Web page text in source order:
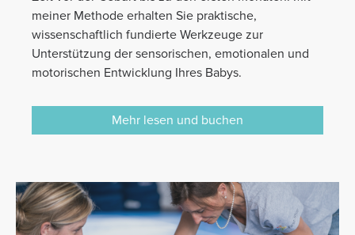
meiner Methode erhalten Sie praktische,
wissenschaftlich fundierte Werkzeuge zur
Unterstützung der sensorischen, emotionalen und
motorischen Entwicklung Ihres Babys.
Mehr lesen und buchen